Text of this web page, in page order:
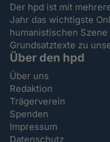
Der hpd ist mit
Jahr das wichtigste
humanistischen
Grundsatztexte zu
Über den hpd
Über uns
Redaktion
Trägerverein
Spenden
Impressum
Datenschutz